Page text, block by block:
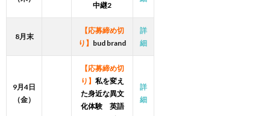
中継2
8月末
【応募締め切
り】 bud brand
詳
細
9月4日
（金）
【応募締め切
り】 私を変え
た身近な異文
化体験 英語
詳
細